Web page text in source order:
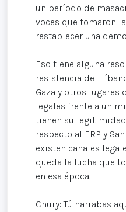
un período de
voces que tomaron
restablecer una
Eso tiene alguna
resistencia del
Gaza y otros lugares
legales frente a un
tienen su
respecto al ERP y
existen canales
queda la lucha que
en esa época.
Chury: Tú narrabas